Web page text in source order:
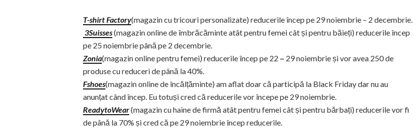
T-shirt Factory(magazin cu tricouri personalizate) reducerile încep pe 29 noiembrie – 2 decembrie.
3Suisses(magazin online de îmbrăcăminte atât pentru femei cât și pentru băieți) reducerile încep
pe 25 noiembrie până pe 2 decembrie.
Zonia(magazin online pentru femei) reducerile încep pe 22 – 29 noiembrie și vor avea 250 de
produse cu reduceri de până la 40%.
Fshoes(magazin online de încălțăminte) am aflat doar că participă la Black Friday dar nu au
anunțat când încep. Eu totuși cred că reducerile vor începe pe 29 noiembrie.
ReadytoWear(magazin cu haine de firmă atât pentru femei cât și pentru bărbați) reducerile vor fi
de până la 70% și cred că pe 29 noiembrie încep reducerile.